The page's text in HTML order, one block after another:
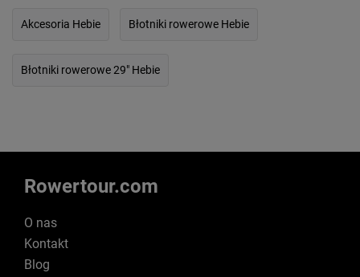
Akcesoria Hebie Błotniki rowerowe Hebie
Błotniki rowerowe 29" Hebie
Rowertour.com
O nas
Kontakt
Blog